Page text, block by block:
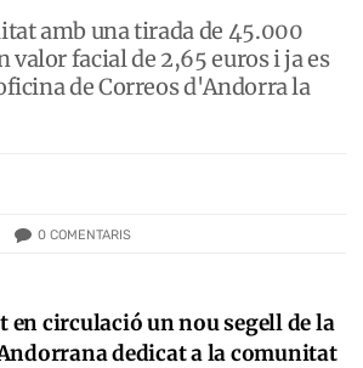
amb una tirada de 45.000
valor facial de 2,65 euros i ja es
de Correos d'Andorra la
0 COMENTARIS
en circulació un nou segell de la
dedicat a la comunitat